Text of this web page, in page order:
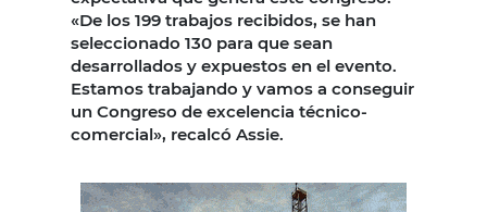
«De los 199 trabajos recibidos, se han
seleccionado 130 para que sean
desarrollados y expuestos en el evento.
Estamos trabajando y vamos a conseguir
un Congreso de excelencia técnico-
comercial», recalcó Assie.